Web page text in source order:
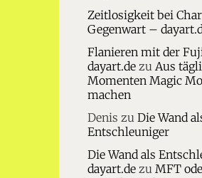
Zeitlosigkeit bei
Gegenwart –
Flanieren mit der
dayart.dezu Aus
Momenten Magic
machen
Denis zu Die Wand
Entschleuniger
Die Wand als
dayart.dezu MFT